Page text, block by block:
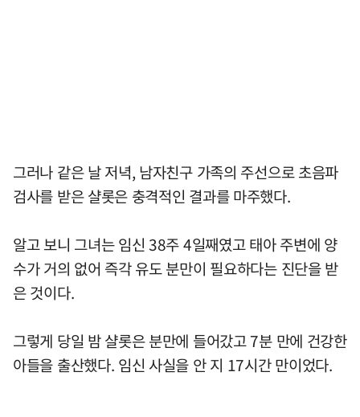
그러나 같은 날 저녁, 남자친구 가족의 주선으로 초음파
검사를 받은 샬롯은 충격적인 결과를 마주했다.
알고 보니 그녀는 임신 38주 4일째였고 태아 주변에 양
수가 거의 없어 즉각 유도 분만이 필요하다는 진단을 받
은 것이다.
그렇게 당일 밤 샬롯은 분만에 들어갔고 7분 만에 건강한
아들을 출산했다. 임신 사실을 안 지 17시간 만이었다.